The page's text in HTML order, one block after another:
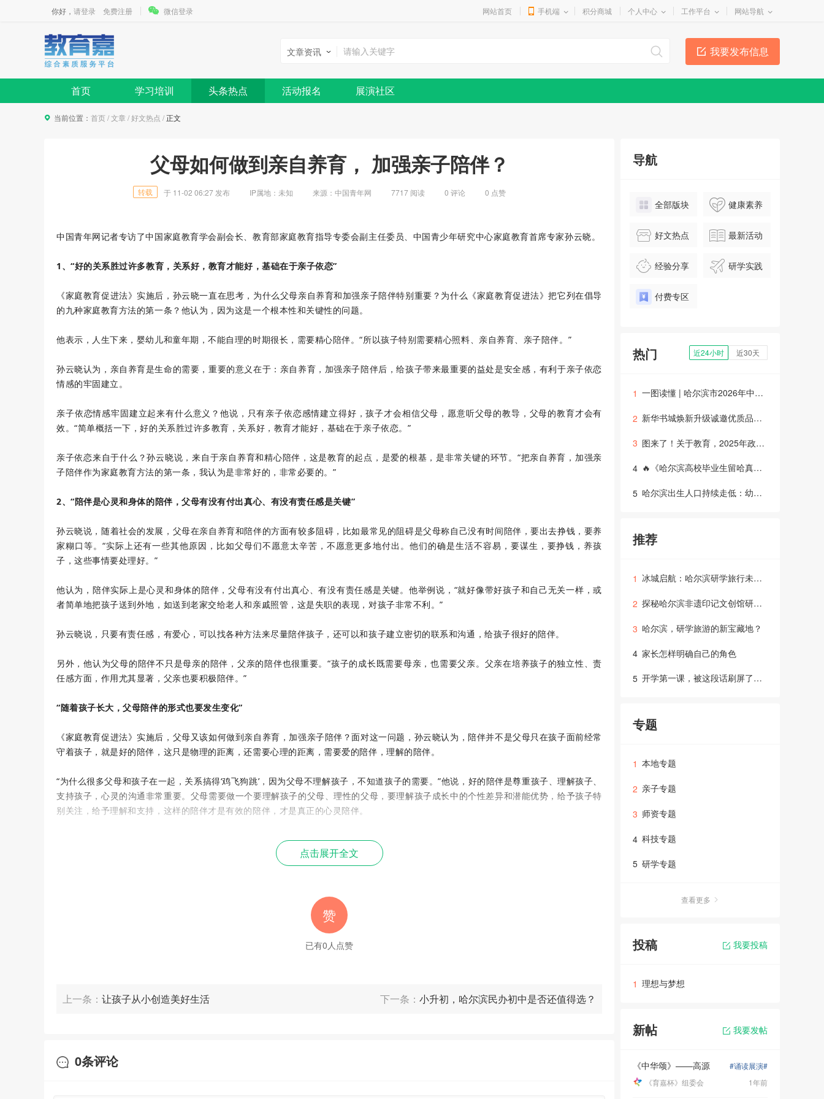
你好， 请登录 免费注册 微信登录 网站首页 手机端 积分商城 个人中心 工作平台 网站导航
我要发布信息
文章资讯
首页 学习培训 头条热点 活动报名 展演社区
当前位置： 首页/文章/好文热点 /正文
父母如何做到亲自养育， 加强亲子陪伴？
转载 于 11-02 06:27 发布 IP属地： 未知 来源：中国青年网 7717 阅读 0 评论 0 点赞
中国青年网记者专访了中国家庭教育学会副会长、教育部家庭教育指导专委会副主任委员、中国青少年研究中心家庭教育首席专家孙云晓。
1、“好的关系胜过许多教育，关系好，教育才能好，基础在于亲子依恋”
《家庭教育促进法》实施后，孙云晓一直在思考，为什么父母亲自养育和加强亲子陪伴特别重要？为什么《家庭教育促进法》把它列在倡导
的九种家庭教育方法的第一条？他认为，因为这是一个根本性和关键性的问题。
他表示，人生下来，婴幼儿和童年期，不能自理的时期很长，需要精心陪伴。“所以孩子特别需要精心照料、亲自养育、亲子陪伴。”
孙云晓认为，亲自养育是生命的需要，重要的意义在于：亲自养育，加强亲子陪伴后，给孩子带来最重要的益处是安全感，有利于亲子依恋
情感的牢固建立。
亲子依恋情感牢固建立起来有什么意义？他说，只有亲子依恋感情建立得好，孩子才会相信父母，愿意听父母的教导，父母的教育才会有
效。“简单概括一下，好的关系胜过许多教育，关系好，教育才能好，基础在于亲子依恋。”
亲子依恋来自于什么？孙云晓说，来自于亲自养育和精心陪伴，这是教育的起点，是爱的根基，是非常关键的环节。“把亲自养育，加强亲
子陪伴作为家庭教育方法的第一条，我认为是非常好的，非常必要的。”
2、“陪伴是心灵和身体的陪伴，父母有没有付出真心、有没有责任感是关键”
孙云晓说，随着社会的发展，父母在亲自养育和陪伴的方面有较多阻碍，比如最常见的阻碍是父母称自己没有时间陪伴，要出去挣钱，要养
家糊口等。“实际上还有一些其他原因，比如父母们不愿意太辛苦，不愿意更多地付出。他们的确是生活不容易，要谋生，要挣钱，养孩
子，这些事情要处理好。”
他认为，陪伴实际上是心灵和身体的陪伴，父母有没有付出真心、有没有责任感是关键。他举例说，“就好像带好孩子和自己无关一样，或
者简单地把孩子送到外地，如送到老家交给老人和亲戚照管，这是失职的表现，对孩子非常不利。”
孙云晓说，只要有责任感，有爱心，可以找各种方法来尽量陪伴孩子，还可以和孩子建立密切的联系和沟通，给孩子很好的陪伴。
另外，他认为父母的陪伴不只是母亲的陪伴，父亲的陪伴也很重要。“孩子的成长既需要母亲，也需要父亲。父亲在培养孩子的独立性、责
任感方面，作用尤其显著，父亲也要积极陪伴。”
“随着孩子长大，父母陪伴的形式也要发生变化”
《家庭教育促进法》实施后，父母又该如何做到亲自养育，加强亲子陪伴？面对这一问题，孙云晓认为，陪伴并不是父母只在孩子面前经常
守着孩子，就是好的陪伴，这只是物理的距离，还需要心理的距离，需要爱的陪伴，理解的陪伴。
“为什么很多父母和孩子在一起，关系搞得‘鸡飞狗跳’，因为父母不理解孩子，不知道孩子的需要。”他说，好的陪伴是尊重孩子、理解孩子、
支持孩子，心灵的沟通非常重要。父母需要做一个要理解孩子的父母、理性的父母，要理解孩子成长中的个性差异和潜能优势，给予孩子特
别关注，给予理解和支持，这样的陪伴才是有效的陪伴，才是真正的心灵陪伴。
此外，孙云晓建议，孩子年龄越小，越需要父母更多的亲子陪伴，等到年龄逐渐增长，父母就需要和孩子保持一定的距离。如果父母在孩子
青春期时天天守着，孩子可能会感到压抑，要多给孩子自由的空间。“对待幼小的孩子，喂养、陪伴、运动、游戏等非常重要；随着孩子长
大，进入青春期，这时理解、尊重和支持更为重要，陪伴的方式需要随机应变。”
点击展开全文
赞
已有0人点赞
上一条： 让孩子从小创造美好生活 下一条： 小升初，哈尔滨民办初中是否还值得选？
0条评论
导航
全部版块 健康素养
好文热点 最新活动
经验分享 研学实践
付费专区
热门 近24小时 近30天
1 一图读懂 | 哈尔滨市2026年中考体育改革
2 新华书城焕新升级诚邀优质品牌入驻
3 图来了！关于教育，2025年政府工作报告这样说——
4 🔥《哈尔滨高校毕业生留哈真相：42%留下！招生、就业、培训全解读》
5 哈尔滨出生人口持续走低：幼儿园与教培行业面临结构性挑战
推荐
1 冰城启航：哈尔滨研学旅行未来五年发展前瞻
2 探秘哈尔滨非遗印记文创馆研学之旅
3 哈尔滨，研学旅游的新宝藏地？
4 家长怎样明确自己的角色
5 开学第一课，被这段话刷屏了！和家长、老师、学生共勉！
专题
1 本地专题
2 亲子专题
3 师资专题
4 科技专题
5 研学专题
查看更多
投稿 我要投稿
1 理想与梦想
新帖 我要发帖
《中华颂》——高源
#诵读展演#
1年前
《育嘉杯》组委会